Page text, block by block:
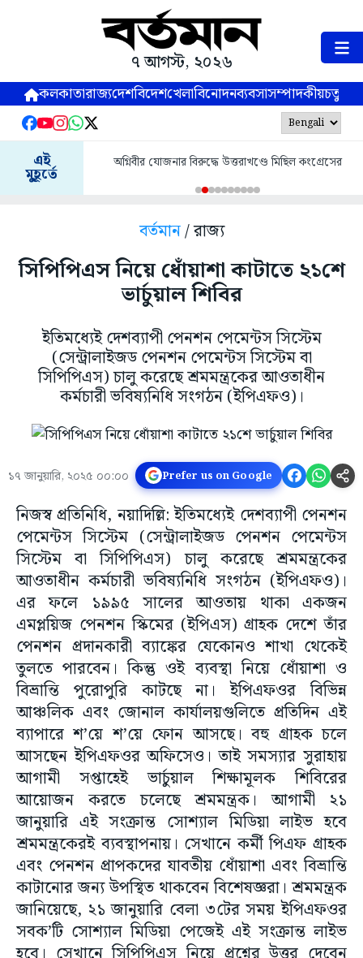
৭ আগস্ট, ২০২৬
কলকাতারাজ্যদেশবিদেশখেলাবিনোদনব্যবসাসম্পাদকীয়
এই
মুহূর্তে
অগ্নিবীর যোজনার বিরুদ্ধে উত্তরাখণ্ডে মিছিল কংগ্রেসের
বর্তমান/ রাজ্য
সিপিপিএস নিয়ে ধোঁয়াশা কাটাতে ২১শে
ভার্চুয়াল শিবির
ইতিমধ্যেই দেশব্যাপী পেনশন পেমেন্টস সিস্টেম
(সেন্ট্রালাইজড পেনশন পেমেন্টস সিস্টেম বা
সিপিপিএস) চালু করেছে শ্রমমন্ত্রকের আওতাধীন
কর্মচারী ভবিষ্যনিধি সংগঠন (ইপিএফও)।
১৭ জানুয়ারি, ২০২৫ ০০:০০ Prefer us on Google
নিজস্ব প্রতিনিধি, নয়াদিল্লি: ইতিমধ্যেই দেশব্যাপী পেনশন
পেমেন্টস সিস্টেম (সেন্ট্রালাইজড পেনশন পেমেন্টস
সিস্টেম বা সিপিপিএস) চালু করেছে শ্রমমন্ত্রকের
আওতাধীন কর্মচারী ভবিষ্যনিধি সংগঠন (ইপিএফও)।
এর ফলে ১৯৯৫ সালের আওতায় থাকা একজন
এমপ্লয়িজ পেনশন স্কিমের (ইপিএস) গ্রাহক দেশে তাঁর
পেনশন প্রদানকারী ব্যাঙ্কের যেকোনও শাখা থেকেই
তুলতে পারবেন। কিন্তু ওই ব্যবস্থা নিয়ে ধোঁয়াশা ও
বিভ্রান্তি পুরোপুরি কাটছে না। ইপিএফওর বিভিন্ন
আঞ্চলিক এবং জোনাল কার্যালয়গুলিতে প্রতিদিন এই
ব্যাপারে শ’য়ে শ’য়ে ফোন আসছে। বহু গ্রাহক চলে
আসছেন ইপিএফওর অফিসেও। তাই সমস্যার সুরাহায়
আগামী সপ্তাহেই ভার্চুয়াল শিক্ষামূলক শিবিরের
আয়োজন করতে চলেছে শ্রমমন্ত্রক। আগামী ২১
জানুয়ারি এই সংক্রান্ত সোশ্যাল মিডিয়া লাইভ হবে
শ্রমমন্ত্রকেরই ব্যবস্থাপনায়। সেখানে কর্মী পিএফ গ্রাহক
এবং পেনশন প্রাপকদের যাবতীয় ধোঁয়াশা এবং বিভ্রান্তি
কাটানোর জন্য উপস্থিত থাকবেন বিশেষজ্ঞরা। শ্রমমন্ত্রক
জানিয়েছে, ২১ জানুয়ারি বেলা ৩টের সময় ইপিএফওর
সবক’টি সোশ্যাল মিডিয়া পেজেই এই সংক্রান্ত লাইভ